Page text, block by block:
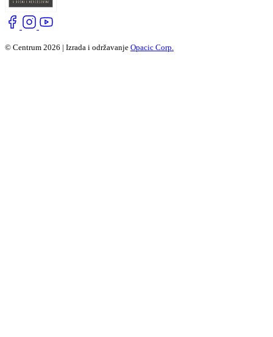
© Centrum 2026 | Izrada i održavanje Opacic Corp.